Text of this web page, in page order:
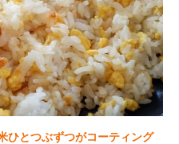
ひとつぶずつがコーティング